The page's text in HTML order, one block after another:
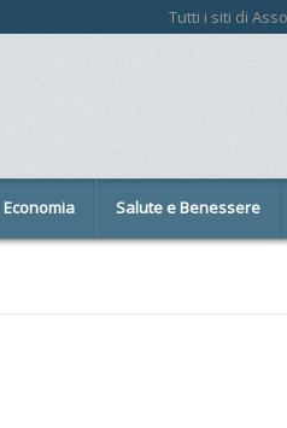
Tutti i siti di
Economia Salute e Benessere